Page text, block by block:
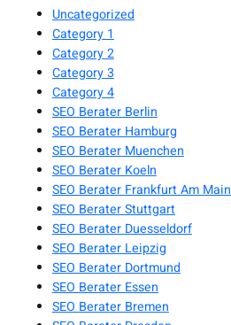
Uncategorized
Category 1
Category 2
Category 3
Category 4
SEO Berater Berlin
SEO Berater Hamburg
SEO Berater Muenchen
SEO Berater Koeln
SEO Berater Frankfurt Am Main
SEO Berater Stuttgart
SEO Berater Duesseldorf
SEO Berater Leipzig
SEO Berater Dortmund
SEO Berater Essen
SEO Berater Bremen